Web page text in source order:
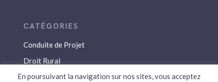
Conduite de Projet
Droit Rural
Droit Social
En poursuivant la navigation sur nos sites, vous acceptez